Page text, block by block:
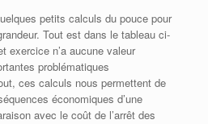
petits calculs du pouce pour
Tout est dans le tableau ci-
exercice n’a aucune valeur
problématiques
ces calculs nous permettent de
économiques d’une
avec le coût de l’arrêt des